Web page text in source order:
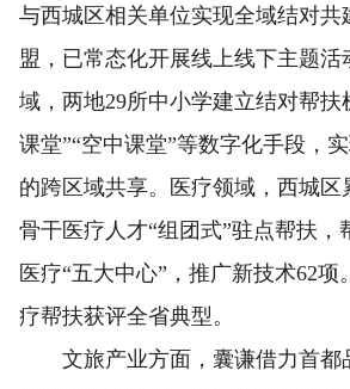
与西城区相关单位实现全域结对共
盟，已常态化开展线上线下主题活
域，两地29所中小学建立结对帮扶
课堂”“空中课堂”等数字化手段，
的跨区域共享。医疗领域，西城区
骨干医疗人才“组团式”驻点帮扶，
医疗“五大中心”，推广新技术62项
疗帮扶获评全省典型。
文旅产业方面，囊谦借力首都